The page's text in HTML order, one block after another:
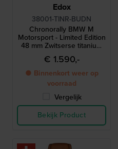
Edox
38001-TINR-BUDN
Chronorally BMW M
Motorsport - Limited Edition
48 mm Zwitserse titanium
chronograaf met grote
datum en extra band
€ 1.590,-
● Binnenkort weer op
voorraad
Vergelijk
Bekijk Product